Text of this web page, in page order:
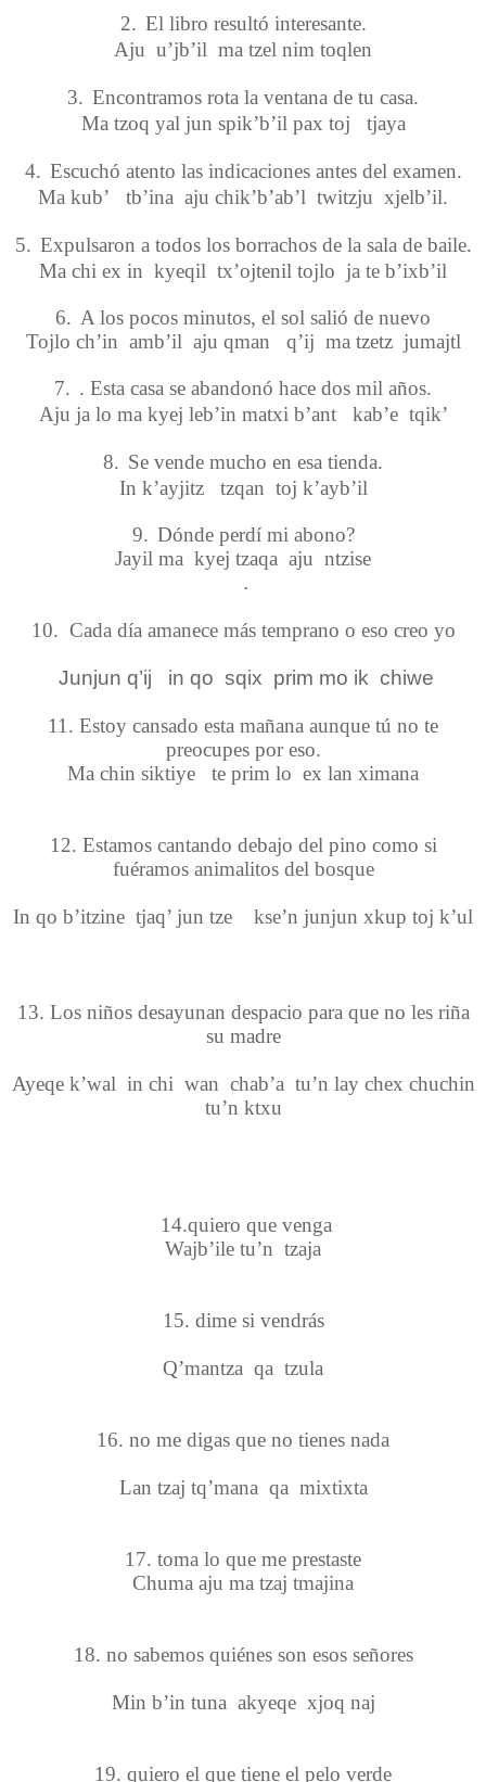
2. El libro resultó interesante.
Aju u’jb’il ma tzel nim toqlen
3. Encontramos rota la ventana de tu casa.
Ma tzoq yal jun spik’b’il pax toj tjaya
4. Escuchó atento las indicaciones antes del examen.
Ma kub’ tb’ina aju chik’b’ab’l twitzju xjelb’il.
5. Expulsaron a todos los borrachos de la sala de baile.
Ma chi ex in kyeqil tx’ojtenil tojlo ja te b’ixb’il
6. A los pocos minutos, el sol salió de nuevo
Tojlo ch’in amb’il aju qman q’ij ma tzetz jumajtl
7. . Esta casa se abandonó hace dos mil años.
Aju ja lo ma kyej leb’in matxi b’ant kab’e tqik’
8. Se vende mucho en esa tienda.
In k’ayjitz tzqan toj k’ayb’il
9. Dónde perdí mi abono?
Jayil ma kyej tzaqa aju ntzise
.
10. Cada día amanece más temprano o eso creo yo
Junjun q’ij in qo sqix prim mo ik chiwe
11. Estoy cansado esta mañana aunque tú no te
preocupes por eso.
Ma chin siktiye te prim lo ex lan ximana
12. Estamos cantando debajo del pino como si
fuéramos animalitos del bosque
In qo b’itzine tjaq’ jun tze kse’n junjun xkup toj k’ul
13. Los niños desayunan despacio para que no les riña
su madre
Ayeqe k’wal in chi wan chab’a tu’n lay chex chuchin
tu’n ktxu
14.quiero que venga
Wajb’ile tu’n tzaja
15. dime si vendrás
Q’mantza qa tzula
16. no me digas que no tienes nada
Lan tzaj tq’mana qa mixtixta
17. toma lo que me prestaste
Chuma aju ma tzaj tmajina
18. no sabemos quiénes son esos señores
Min b’in tuna akyeqe xjoq naj
19. quiero el que tiene el pelo verde